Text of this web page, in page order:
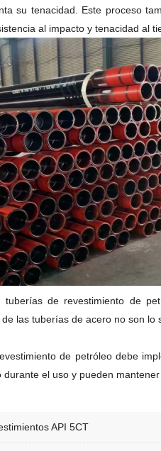
su tenacidad. Este proceso
al impacto y tenacidad al
de revestimiento de
las tuberías de acero no son
de petróleo debe
el uso y pueden
API 5CT